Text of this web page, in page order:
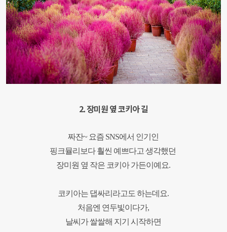
2. 장미원 옆 코키아 길
짜잔~ 요즘 SNS에서 인기인
핑크뮬리보다 훨씬 예쁘다고 생각했던
장미원 옆 작은 코키아 가든이예요.
코키아는 댑싸리라고도 하는데요.
처음엔 연두빛이다가,
날씨가 쌀쌀해 지기 시작하면